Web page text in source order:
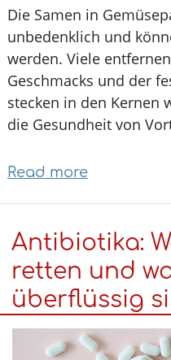
Die Samen in
unbedenklich und
werden. Viele
Geschmacks und der
stecken in den
die Gesundheit von
Read more
schon
dass
essbar
sind?
Antibiotika:
retten und
überflüssig